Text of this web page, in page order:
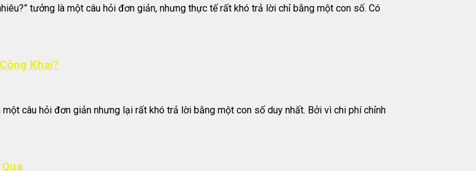
tưởng là một câu hỏi đơn giản, nhưng thực tế rất khó trả lời chỉ bằng một con số. Có
Khai?
câu hỏi đơn giản nhưng lại rất khó trả lời bằng một con số duy nhất. Bởi vì chi phí chỉnh